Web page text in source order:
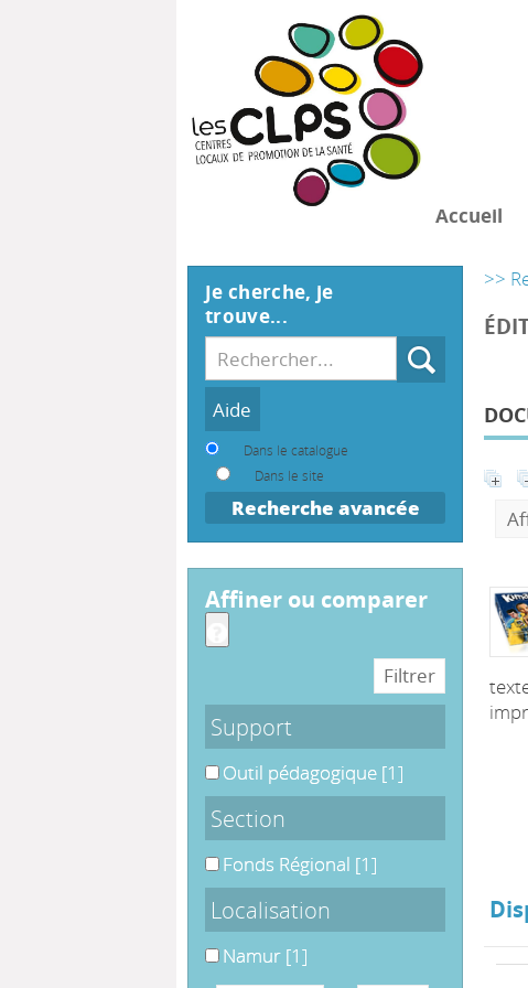
Accueil
>>
Je cherche, je
trouve...
Recherche
Dans le catalogue
Dans le site
Recherche avancée
affiner ou comparer
Support
Outil pédagogique
Outil pédagogique [1]
Section
Fonds Régional
Fonds Régional [1]
Localisation
Namur
Namur [1]